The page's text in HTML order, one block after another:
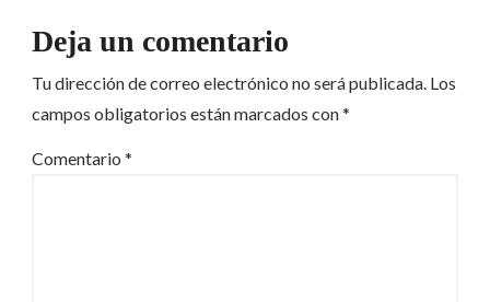
Deja un comentario
Tu dirección de correo electrónico no será publicada. Los
campos obligatorios están marcados con*
Comentario *